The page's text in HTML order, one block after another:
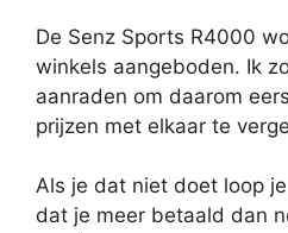
De Senz Sports R4000
winkels aangeboden. Ik
aanraden om daarom
prijzen met elkaar te
Als je dat niet doet loop
dat je meer betaald dan